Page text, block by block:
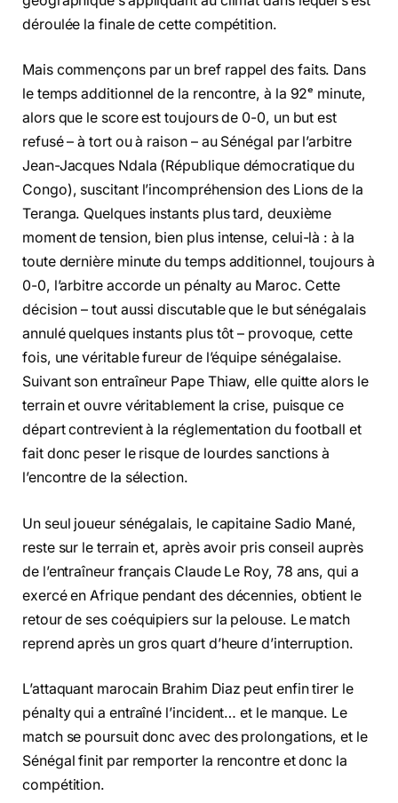
déroulée la finale de cette compétition.
Mais commençons par un bref rappel des faits. Dans
le temps additionnel de la rencontre, à la 92ᵉ minute,
alors que le score est toujours de 0-0, un but est
refusé – à tort ou à raison – au Sénégal par l’arbitre
Jean-Jacques Ndala (République démocratique du
Congo), suscitant l’incompréhension des Lions de la
Teranga. Quelques instants plus tard, deuxième
moment de tension, bien plus intense, celui-là : à la
toute dernière minute du temps additionnel, toujours à
0-0, l’arbitre accorde un pénalty au Maroc. Cette
décision – tout aussi discutable que le but sénégalais
annulé quelques instants plus tôt – provoque, cette
fois, une véritable fureur de l’équipe sénégalaise.
Suivant son entraîneur Pape Thiaw, elle quitte alors le
terrain et ouvre véritablement la crise, puisque ce
départ contrevient à la réglementation du football et
fait donc peser le risque de lourdes sanctions à
l’encontre de la sélection.
Un seul joueur sénégalais, le capitaine Sadio Mané,
reste sur le terrain et, après avoir pris conseil auprès
de l’entraîneur français Claude Le Roy, 78 ans, qui a
exercé en Afrique pendant des décennies, obtient le
retour de ses coéquipiers sur la pelouse. Le match
reprend après un gros quart d’heure d’interruption.
L’attaquant marocain Brahim Diaz peut enfin tirer le
pénalty qui a entraîné l’incident… et le manque. Le
match se poursuit donc avec des prolongations, et le
Sénégal finit par remporter la rencontre et donc la
compétition.